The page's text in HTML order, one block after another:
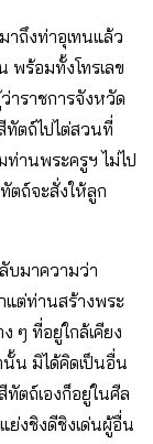
าถึงท่าอุเทนแล้ว
พร้อมทั้งโทรเลข
ราชการจังหวัด
ตถ์ไปไต่สวนที่
ท่านพระครูฯ ไม่ไป
ตถ์จะสั่งให้ลูก
บมาความว่า
ต่ท่านสร้างพระ
ๆ ที่อยู่ใกล้เคียง
นั้น มิได้คิดเป็นอื่น
ตถ์เองก็อยู่ในศีล
ย่งชิงดีชิงเด่นผู้อื่น